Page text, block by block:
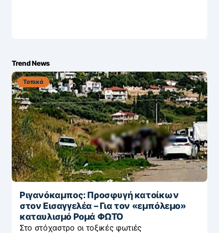
Trend News
Τοπικά
Ριγανόκαμπος: Προσφυγή κατοίκων
στον Εισαγγελέα – Για τον «εμπόλεμο»
καταυλισμό Ρομά ΦΩΤΟ
Στο στόχαστρο οι τοξικές φωτιές